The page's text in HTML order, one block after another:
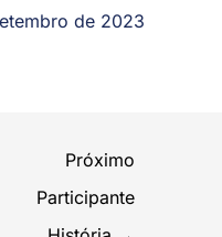
de 2023
Próximo
Participante